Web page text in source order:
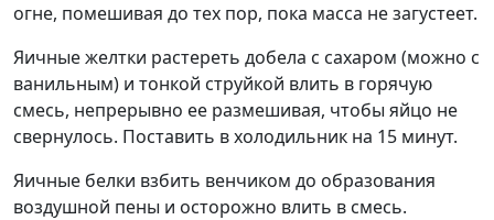
огне, помешивая до тех пор, пока масса не загустеет.
Яичные желтки растереть добела с сахаром (можно с
ванильным) и тонкой струйкой влить в горячую
смесь, непрерывно ее размешивая, чтобы яйцо не
свернулось. Поставить в холодильник на 15 минут.
Яичные белки взбить венчиком до образования
воздушной пены и осторожно влить в смесь.